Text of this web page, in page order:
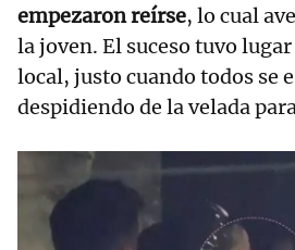
empezaron reírse, lo cual
la joven. El suceso tuvo
local, justo cuando todos se
despidiendo de la velada